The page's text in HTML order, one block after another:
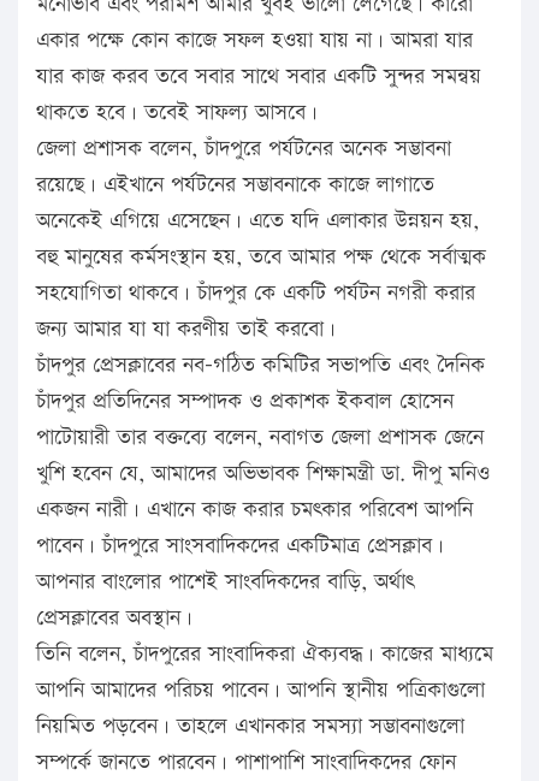
একার পক্ষে কোন কাজে সফল হওয়া যায় না। আমরা যার
যার কাজ করব তবে সবার সাথে সবার একটি সুন্দর সমন্বয়
থাকতে হবে। তবেই সাফল্য আসবে।
জেলা প্রশাসক বলেন, চাঁদপুরে পর্যটনের অনেক সম্ভাবনা
রয়েছে। এইখানে পর্যটনের সম্ভাবনাকে কাজে লাগাতে
অনেকেই এগিয়ে এসেছেন। এতে যদি এলাকার উন্নয়ন হয়,
বহু মানুষের কর্মসংস্থান হয়, তবে আমার পক্ষ থেকে সর্বাত্মক
সহযোগিতা থাকবে। চাঁদপুর কে একটি পর্যটন নগরী করার
জন্য আমার যা যা করণীয় তাই করবো।
চাঁদপুর প্রেসক্লাবের নব-গঠিত কমিটির সভাপতি এবং দৈনিক
চাঁদপুর প্রতিদিনের সম্পাদক ও প্রকাশক ইকবাল হোসেন
পাটোয়ারী তার বক্তব্যে বলেন, নবাগত জেলা প্রশাসক জেনে
খুশি হবেন যে, আমাদের অভিভাবক শিক্ষামন্ত্রী ডা. দীপু মনিও
একজন নারী। এখানে কাজ করার চমৎকার পরিবেশ আপনি
পাবেন। চাঁদপুরে সাংসবাদিকদের একটিমাত্র প্রেসক্লাব।
আপনার বাংলোর পাশেই সাংবদিকদের বাড়ি, অর্থাৎ
প্রেসক্লাবের অবস্থান।
তিনি বলেন, চাঁদপুরের সাংবাদিকরা ঐক্যবদ্ধ। কাজের মাধ্যমে
আপনি আমাদের পরিচয় পাবেন। আপনি স্থানীয় পত্রিকাগুলো
নিয়মিত পড়বেন। তাহলে এখানকার সমস্যা সম্ভাবনাগুলো
সম্পর্কে জানতে পারবেন। পাশাপাশি সাংবাদিকদের ফোন